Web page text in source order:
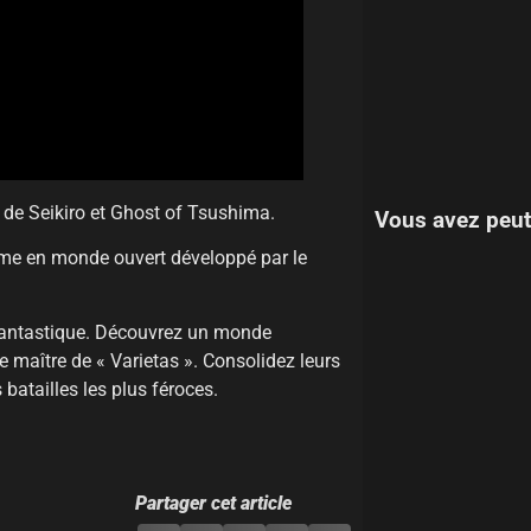
Seikiro et Ghost of Tsushima.
en monde ouvert développé par le
Découvrez un monde
maître de « Varietas ». Consolidez leurs
les plus féroces.
Partager cet article
Vous avez